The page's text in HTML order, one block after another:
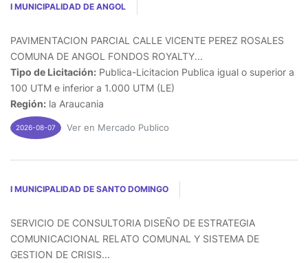
I MUNICIPALIDAD DE ANGOL
PAVIMENTACION PARCIAL CALLE VICENTE PEREZ ROSALES
COMUNA DE ANGOL FONDOS ROYALTY...
Tipo de Licitación: Publica-Licitacion Publica igual o superior a
100 UTM e inferior a 1.000 UTM (LE)
Región: la Araucania
2026-08-07 Ver en Mercado Publico
I MUNICIPALIDAD DE SANTO DOMINGO
SERVICIO DE CONSULTORIA DISEÑO DE ESTRATEGIA
COMUNICACIONAL RELATO COMUNAL Y SISTEMA DE
GESTION DE CRISIS...